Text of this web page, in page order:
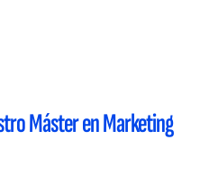
Máster en Marketing